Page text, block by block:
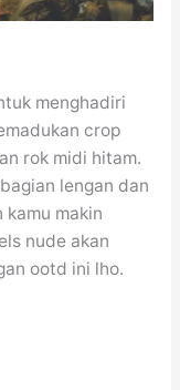
menghadiri
crop
rok midi hitam.
lengan dan
makin
nude akan
ootd ini lho.